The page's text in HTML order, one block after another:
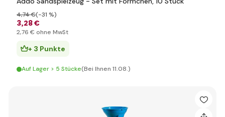
3,28 €
4,74 €(-31 %)
2,76 € ohne MwSt
+ 3 Punkte
Auf Lager > 5 Stücke(Bei Ihnen 11.08.)